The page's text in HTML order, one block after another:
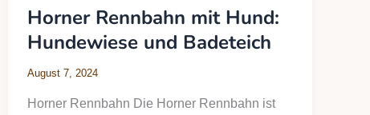
Horner Rennbahn mit Hund:
Hundewiese und Badeteich
August 7, 2024
Horner Rennbahn Die Horner Rennbahn ist